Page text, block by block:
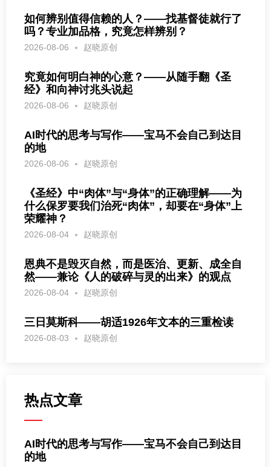
如何辨别值得信赖的人？——找基督徒就行了
吗？专业加品格，究竟怎样辨别？
2026-08-06 赵晓原创
究竟如何明白神的心意？——从随手翻《圣
经》和向神讨兆头说起
2026-08-06 赵晓原创
AI时代的思考与写作——宝马不会自己到达目
的地
2026-08-06 赵晓原创
《圣经》中“肉体”与“身体”的正确理解——为
什么保罗要我们治死“肉体”，却要在“身体”上
荣耀神？
2026-08-04 赵晓原创
恩典不是毁灭自然，而是医治、更新、成全自
然——兼论《人的破碎与灵的出来》的观点
2026-08-04 赵晓原创
三日莫斯科——胡适1926年文本的三重检读
2026-08-03 赵晓原创
热点文章
AI时代的思考与写作——宝马不会自己到达目
的地